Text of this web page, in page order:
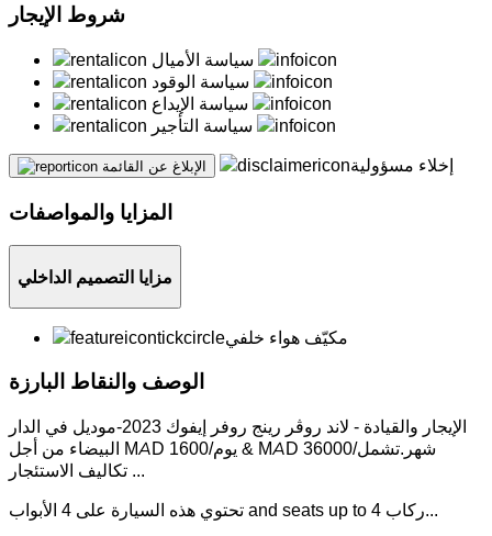
شروط الإيجار
الإبلاغ عن القائمة إخلاء مسؤولية
المزايا والمواصفات
مزايا التصميم الداخلي
مكيّف هواء خلفي
الوصف والنقاط البارزة
الإيجار والقيادة - لاند روڤر رينج روفر إيفوك 2023-موديل في الدار
البيضاء من أجل MAD 1600/يوم & MAD 36000/شهر.تشمل
...
تحتوي هذه السيارة على 4 الأبواب and seats up to 4 ركاب...